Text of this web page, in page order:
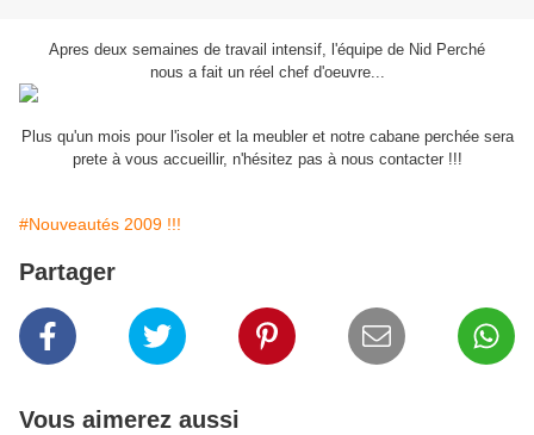
Apres deux semaines de travail intensif, l'équipe de Nid Perché
nous a fait un réel chef d'oeuvre...
Plus qu'un mois pour l'isoler et la meubler et notre cabane perchée sera
prete à vous accueillir, n'hésitez pas à nous contacter !!!
#Nouveautés 2009 !!!
Partager
Vous aimerez aussi